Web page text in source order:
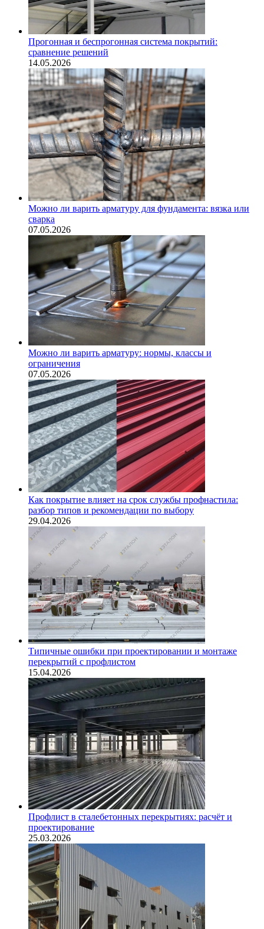
Прогонная и беспрогонная система покрытий:
сравнение решений
14.05.2026
Можно ли варить арматуру для фундамента: вязка или
сварка
07.05.2026
Можно ли варить арматуру: нормы, классы и
ограничения
07.05.2026
Как покрытие влияет на срок службы профнастила:
разбор типов и рекомендации по выбору
29.04.2026
Типичные ошибки при проектировании и монтаже
перекрытий с профлистом
15.04.2026
Профлист в сталебетонных перекрытиях: расчёт и
проектирование
25.03.2026